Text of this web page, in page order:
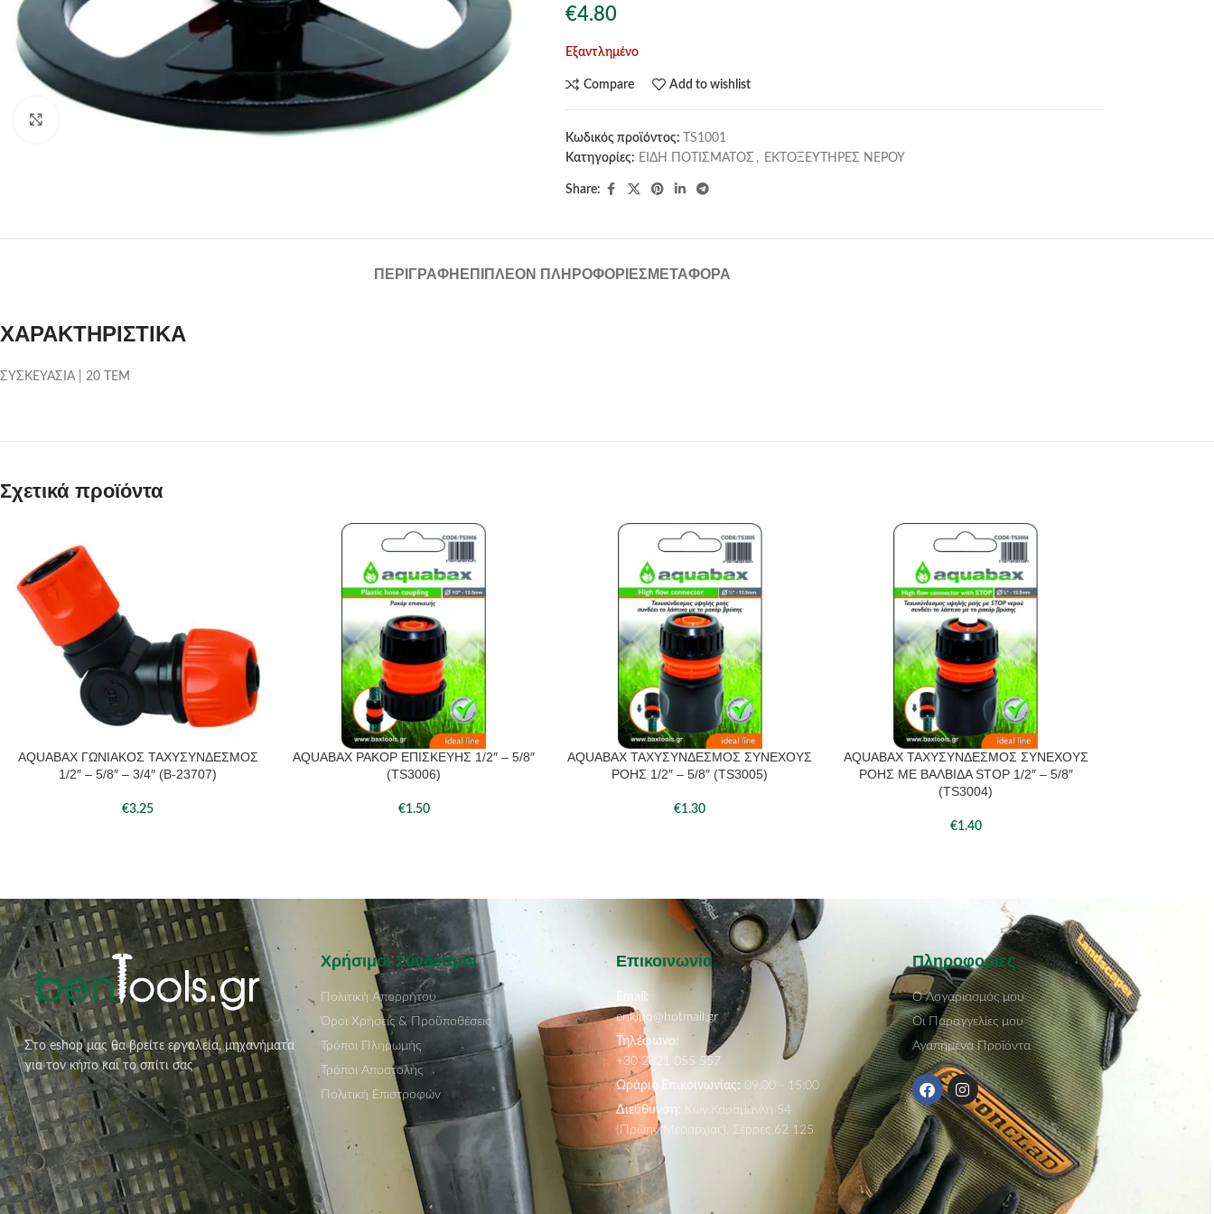
Click to enlarge
€4.80
Εξαντλημένο
Compare Add to wishlist
Κωδικός προϊόντος:
TS1001
Κατηγορίες: ΕΙΔΗ ΠΟΤΙΣΜΑΤΟΣ , ΕΚΤΟΞΕΥΤΗΡΕΣ ΝΕΡΟΥ
Share:
ΠΕΡΙΓΡΑΦΉ ΕΠΙΠΛΈΟΝ ΠΛΗΡΟΦΟΡΊΕΣ ΜΕΤΑΦΟΡΆ
ΧΑΡΑΚΤΗΡΙΣΤΙΚΑ
ΣΥΣΚΕΥΑΣΙΑ | 20 ΤΕΜ
Σχετικά προϊόντα
AQUABAX ΓΩΝΙΑΚΟΣ ΤΑΧΥΣΥΝΔΕΣΜΟΣ
1/2″ – 5/8″ – 3/4″ (B-23707)
€3.25
AQUABAX ΡΑΚΟΡ ΕΠΙΣΚΕΥΗΣ 1/2″ – 5/8″
(TS3006)
€1.50
AQUABAX ΤΑΧΥΣΥΝΔΕΣΜΟΣ ΣΥΝΕΧΟΥΣ
ΡΟΗΣ 1/2″ – 5/8″ (TS3005)
€1.30
AQUABAX ΤΑΧΥΣΥΝΔΕΣΜΟΣ ΣΥΝΕΧΟΥΣ
ΡΟΗΣ ΜΕ ΒΑΛΒΙΔΑ STOP 1/2″ – 5/8″
(TS3004)
€1.40
Στο eshop μας θα βρείτε εργαλεία, μηχανήματα
για τον κήπο και το σπίτι σας
Χρήσιμοι Σύνδεσμοι
Πολιτική Απορρήτου
Όροι Χρήσεις & Προϋποθέσεις
Τρόποι Πληρωμής
Τρόποι Αποστολής
Πολιτική Επιστροφών
Επικοινωνία
Email:
enkipo@hotmail.gr
Τηλέφωνο:
+30 2321 055 557
Ωράριο Επικοινωνίας: 09:00 - 15:00
Διεύθυνση:
Κων.Καραμανλή 54
(Πρώην Μεραρχίας), Σέρρες 62 125
Πληροφορίες
Ο Λογαριασμός μου
Οι Παραγγελίες μου
Αγαπημένα Προϊόντα